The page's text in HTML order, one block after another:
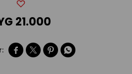
21.000
   